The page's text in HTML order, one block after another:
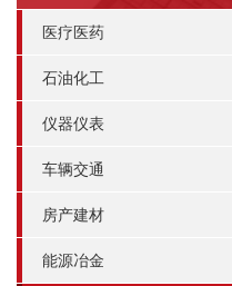
医疗医药
石油化工
仪器仪表
车辆交通
房产建材
能源冶金